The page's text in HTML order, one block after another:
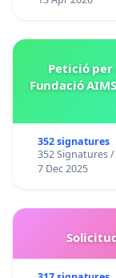
Petició per
Fundació
352 signatures
352 Signatures
7 Dec 2025